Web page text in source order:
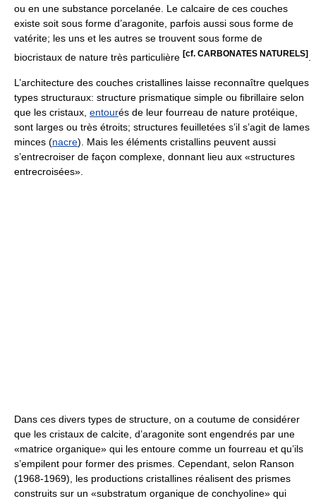
ou en une substance porcelanée. Le calcaire de ces couches
existe soit sous forme d’aragonite, parfois aussi sous forme de
vatérite; les uns et les autres se trouvent sous forme de
biocristaux de nature très particulière [cf. CARBONATES NATURELS]
L’architecture des couches cristallines laisse reconnaître quelques
types structuraux: structure prismatique simple ou fibrillaire selon
que les cristaux, entourés de leur fourreau de nature protéique,
sont larges ou très étroits; structures feuilletées s’il s’agit de lames
minces (nacre). Mais les éléments cristallins peuvent aussi
s’entrecroiser de façon complexe, donnant lieu aux «structures
entrecroisées».
Dans ces divers types de structure, on a coutume de considérer
que les cristaux de calcite, d’aragonite sont engendrés par une
«matrice organique» qui les entoure comme un fourreau et qu’ils
s’empilent pour former des prismes. Cependant, selon Ranson
(1968-1969), les productions cristallines réalisent des prismes
construits sur un «substratum organique de conchyoline» qui